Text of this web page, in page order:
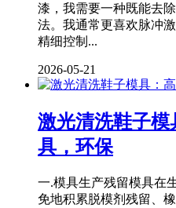
漆，我需要一种既能去
法。我通常更喜欢脉冲
精细控制...
2026-05-21
激光清洗鞋子
具，环保
一.模具生产残留模具在
免地积累脱模剂残留、